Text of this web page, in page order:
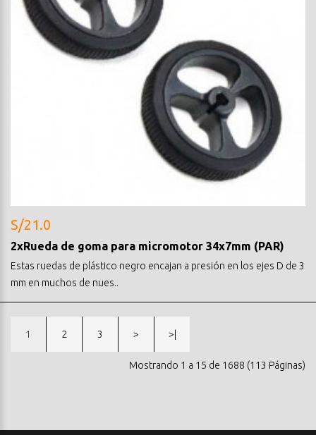
S/21.0
2xRueda de goma para micromotor 34x7mm (PAR)
Estas ruedas de plástico negro encajan a presión en los ejes D de 3
mm en muchos de nues..
1 2 3 > >|
Mostrando 1 a 15 de 1688 (113 Páginas)